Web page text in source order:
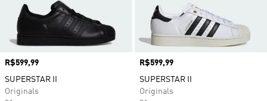
Preço
R$599,99
SUPERSTAR II
Originals
Preço
R$599,99
SUPERSTAR II
Originals